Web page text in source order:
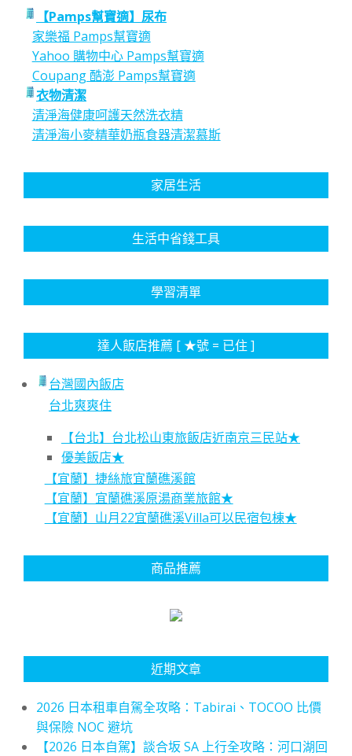
【Pamps幫寶適】尿布
家樂福 Pamps幫寶適
Yahoo 購物中心 Pamps幫寶適
Coupang 酷澎 Pamps幫寶適
衣物清潔
清淨海健康呵護天然洗衣精
清淨海小麥精華奶瓶食器清潔慕斯
家居生活
生活中省錢工具
學習清單
達人飯店推薦 [ ★號 = 已住 ]
台灣國內飯店
台北爽爽住
【台北】台北松山東旅飯店近南京三民站★
優美飯店★
【宜蘭】捷絲旅宜蘭礁溪館
【宜蘭】宜蘭礁溪原湯商業旅館★
【宜蘭】山月22宜蘭礁溪Villa可以民宿包棟★
商品推薦
近期文章
2026 日本租車自駕全攻略：Tabirai、TOCOO 比價
與保險 NOC 避坑
【2026 日本自駕】談合坂 SA 上行全攻略：河口湖回